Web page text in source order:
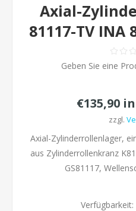
Axial-
81117-TV INA
Geben Sie eine
€135,90
zzgl.
Axial-Zylinderrollenlager,
aus Zylinderrollenkranz
GS81117,
Verfügbarkeit: